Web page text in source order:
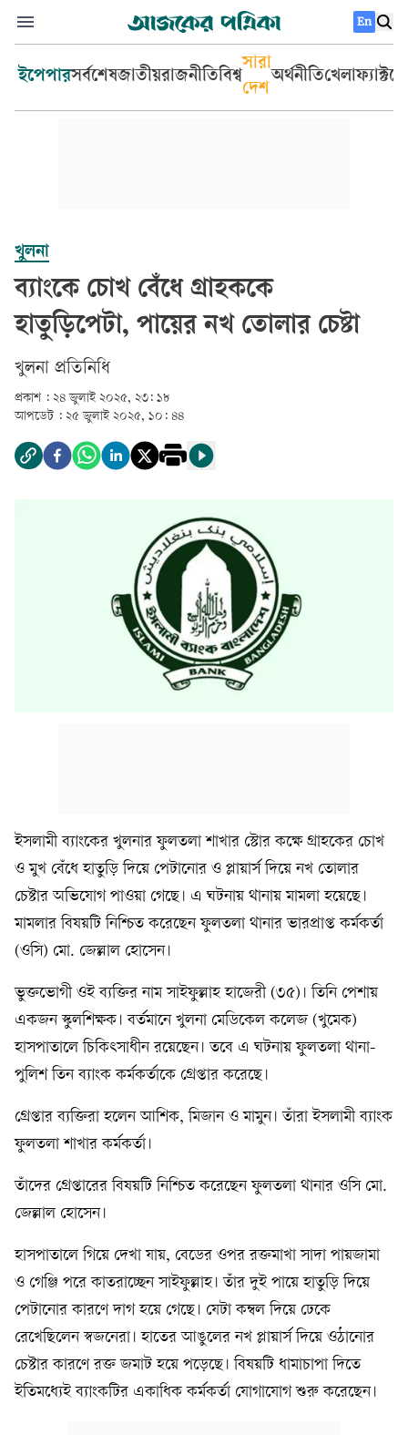
En
ইপেপারসর্বশেষজাতীয়রাজনীতিবিশ্ব
সারা
দেশ
অর্থনীতিখেলা
খুলনা
ব্যাংকে চোখ বেঁধে গ্রাহককে
হাতুড়িপেটা, পায়ের নখ তোলার চেষ্টা
খুলনা প্রতিনিধি
প্রকাশ : ২৪ জুলাই ২০২৫, ২৩: ১৮
আপডেট : ২৫ জুলাই ২০২৫, ১০: ৪৪
ইসলামী ব্যাংকের খুলনার ফুলতলা শাখার স্টোর কক্ষে গ্রাহকের চোখ
ও মুখ বেঁধে হাতুড়ি দিয়ে পেটানোর ও প্লায়ার্স দিয়ে নখ তোলার
চেষ্টার অভিযোগ পাওয়া গেছে। এ ঘটনায় থানায় মামলা হয়েছে।
মামলার বিষয়টি নিশ্চিত করেছেন ফুলতলা থানার ভারপ্রাপ্ত কর্মকর্তা
(ওসি) মো. জেল্লাল হোসেন।
ভুক্তভোগী ওই ব্যক্তির নাম সাইফুল্লাহ হাজেরী (৩৫)। তিনি পেশায়
একজন স্কুলশিক্ষক। বর্তমানে খুলনা মেডিকেল কলেজ (খুমেক)
হাসপাতালে চিকিৎসাধীন রয়েছেন। তবে এ ঘটনায় ফুলতলা থানা-
পুলিশ তিন ব্যাংক কর্মকর্তাকে গ্রেপ্তার করেছে।
গ্রেপ্তার ব্যক্তিরা হলেন আশিক, মিজান ও মামুন। তাঁরা ইসলামী ব্যাংক
ফুলতলা শাখার কর্মকর্তা।
তাঁদের গ্রেপ্তারের বিষয়টি নিশ্চিত করেছেন ফুলতলা থানার ওসি মো.
জেল্লাল হোসেন।
হাসপাতালে গিয়ে দেখা যায়, বেডের ওপর রক্তমাখা সাদা পায়জামা
ও গেঞ্জি পরে কাতরাচ্ছেন সাইফুল্লাহ। তাঁর দুই পায়ে হাতুড়ি দিয়ে
পেটানোর কারণে দাগ হয়ে গেছে। যেটা কম্বল দিয়ে ঢেকে
রেখেছিলেন স্বজনেরা। হাতের আঙুলের নখ প্লায়ার্স দিয়ে ওঠানোর
চেষ্টার কারণে রক্ত জমাট হয়ে পড়েছে। বিষয়টি ধামাচাপা দিতে
ইতিমধ্যেই ব্যাংকটির একাধিক কর্মকর্তা যোগাযোগ শুরু করেছেন।